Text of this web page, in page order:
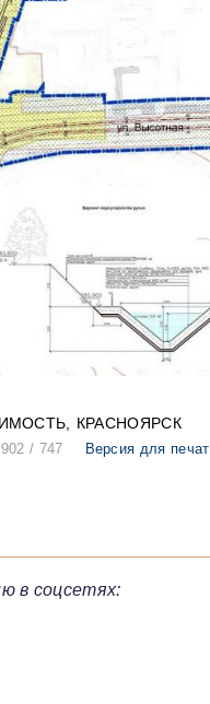
КРАСНОЯРСК
/ 747 Версия для
в соцсетях: